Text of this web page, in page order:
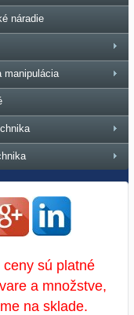
náradie
manipulácia
ceny sú platné
a množstve,
na sklade.